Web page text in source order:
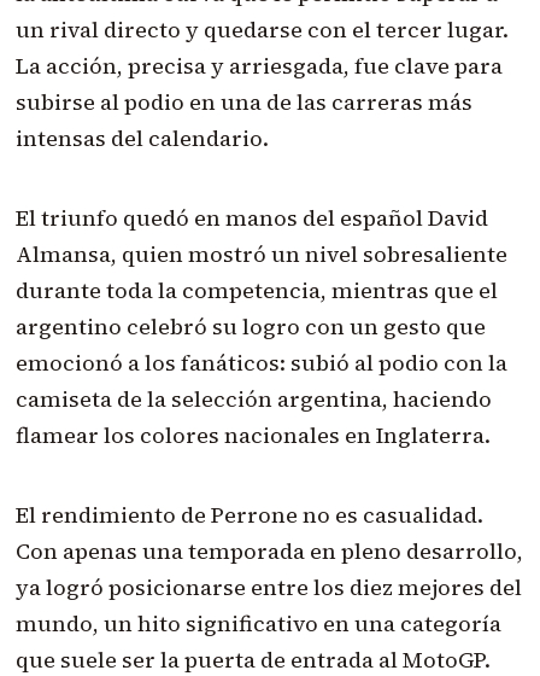
un rival directo y quedarse con el tercer lugar.
La acción, precisa y arriesgada, fue clave para
subirse al podio en una de las carreras más
intensas del calendario.
El triunfo quedó en manos del español David
Almansa, quien mostró un nivel sobresaliente
durante toda la competencia, mientras que el
argentino celebró su logro con un gesto que
emocionó a los fanáticos: subió al podio con la
camiseta de la selección argentina, haciendo
flamear los colores nacionales en Inglaterra.
El rendimiento de Perrone no es casualidad.
Con apenas una temporada en pleno desarrollo,
ya logró posicionarse entre los diez mejores del
mundo, un hito significativo en una categoría
que suele ser la puerta de entrada al MotoGP.